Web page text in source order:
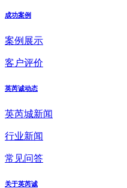
成功案例
案例展示
客户评价
英芮诚动态
英芮城新闻
行业新闻
常见问答
关于英芮诚